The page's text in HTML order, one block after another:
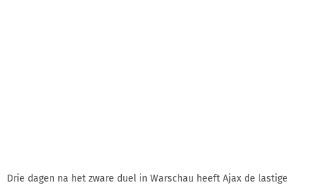
Drie dagen na het zware duel in Warschau heeft Ajax de lastige